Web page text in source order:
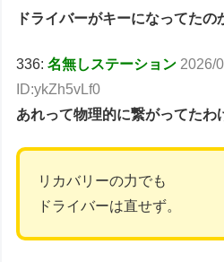
ドライバーがキーになってたの
336:名無しステーション 2026/
ID:ykZh5vLf0
あれって物理的に繋がってたわ
リカバリーの力でも
ドライバーは直せず。